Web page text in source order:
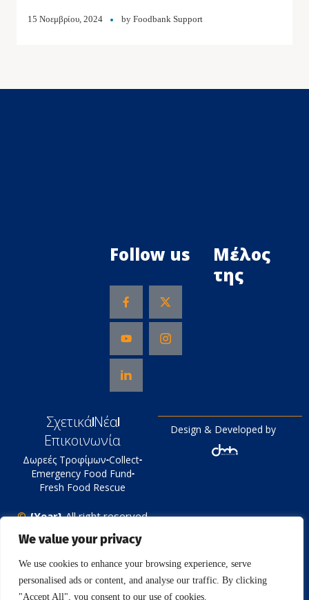
We value your privacy
We use cookies to enhance your browsing experience, serve
personalised ads or content, and analyse our traffic. By clicking
"Accept All", you consent to our use of cookies.
15 Νοεμβρίου, 2024 by Foodbank Support
Follow us
Μέλος
της
ΣχετικάΝέα
Επικοινωνία
Δωρεές Τροφίμων Collect
Emergency Food Fund
Fresh Food Rescue
© {Year}All right reserved
Tράπεζα Τροφίμων
Πολιτική Απορρήτου
Design & Developed by